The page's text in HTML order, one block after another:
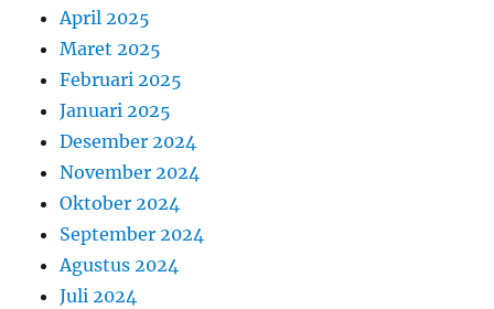
April 2025
Maret 2025
Februari 2025
Januari 2025
Desember 2024
November 2024
Oktober 2024
September 2024
Agustus 2024
Juli 2024